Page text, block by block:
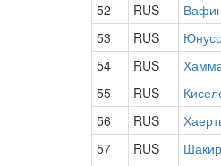
52
RUS
53
RUS
54
RUS
55
RUS
56
RUS
57
RUS